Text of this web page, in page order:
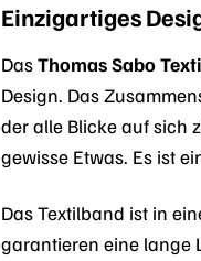
Einzigartiges
DasThomas Sabo
Design. Das
der alle Blicke auf sich
gewisse Etwas. Es ist
Das Textilband ist in
garantieren eine lange